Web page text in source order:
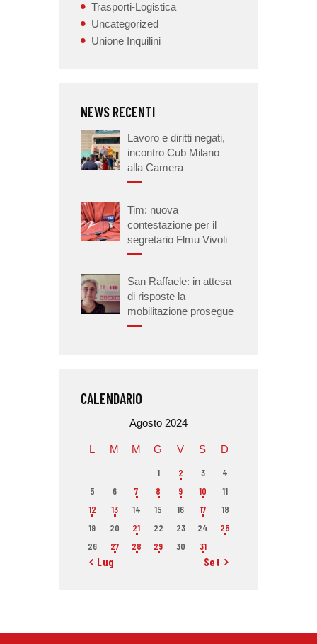
Trasporti-Logistica
Uncategorized
Unione Inquilini
NEWS RECENTI
Lavoro e diritti negati,
incontro Cub Milano
alla Camera
Tim: nuova
contestazione per il
segretario Flmu Vivoli
San Raffaele: in attesa
di risposte la
mobilitazione prosegue
CALENDARIO
Agosto 2024
L M M G V S D
1 2 3
4
5
6 7 8 9 10
11
12
13 14 15 16 17
18
19
20 21 22 23 24
25
26
27 28 29 30 31
« Lug Set »